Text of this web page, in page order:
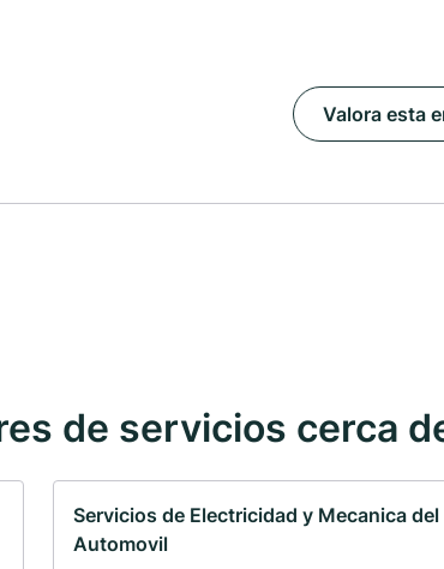
Valora esta
de servicios cerca
Servicios de Electricidad y Mecanica del
Automovil